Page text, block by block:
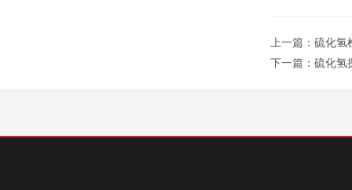
上一篇： 硫化氢
下一篇： 硫化氢